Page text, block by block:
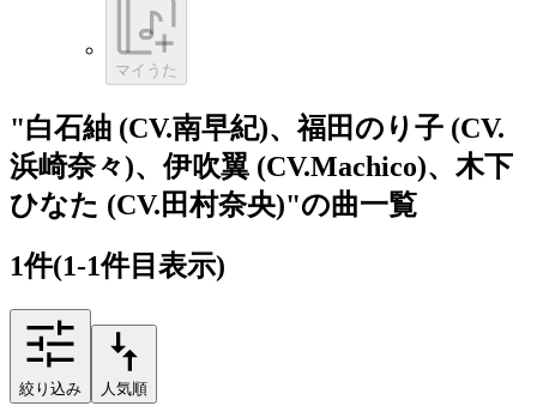
マイうた
"白石紬 (CV.南早紀)、福田のり子 (CV.
浜崎奈々)、伊吹翼 (CV.Machico)、木下
ひなた (CV.田村奈央)"の曲一覧
1件(1-1件目表示)
絞り込み 人気順